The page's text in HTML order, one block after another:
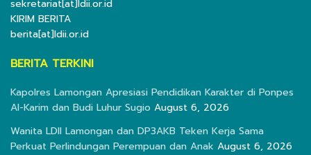
sekretariat[at]ldii.or.id
KIRIM BERITA
berita[at]ldii.or.id
BERITA TERKINI
Kapolres Lamongan Apresiasi Pendidikan Karakter di Ponpes
Al-Karim dan Budi Luhur Sugio August 6, 2026
Wanita LDII Lamongan dan DP3AKB Teken Kerja Sama
Perkuat Perlindungan Perempuan dan Anak August 6, 2026